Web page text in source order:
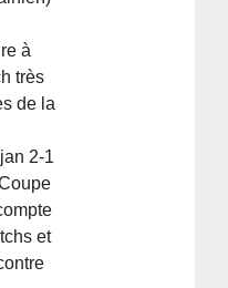
à
très
de la
2-1
et